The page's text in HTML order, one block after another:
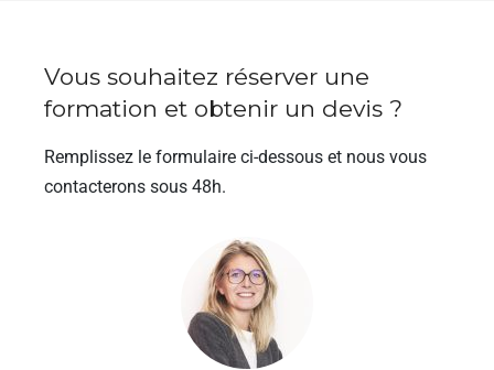
Vous souhaitez réserver une
formation et obtenir un devis ?
Remplissez le formulaire ci-dessous et nous vous
contacterons sous 48h.